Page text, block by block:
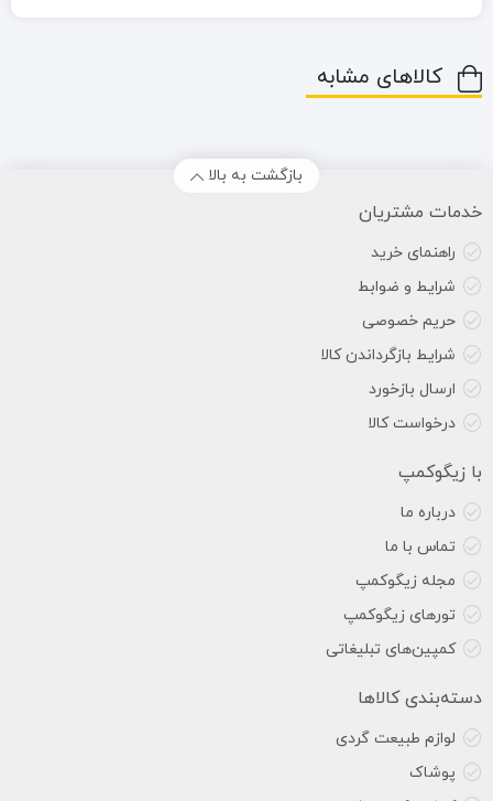
کالاهای مشابه
بازگشت به بالا
خدمات مشتریان
راهنمای خرید
شرایط و ضوابط
حریم خصوصی
شرایط بازگرداندن کالا
ارسال بازخورد
درخواست کالا
با زیگوکمپ
درباره ما
تماس با ما
مجله زیگوکمپ
تورهای زیگوکمپ
کمپین‌های تبلیغاتی
دسته‌بندی کالاها
لوازم طبیعت گردی
پوشاک